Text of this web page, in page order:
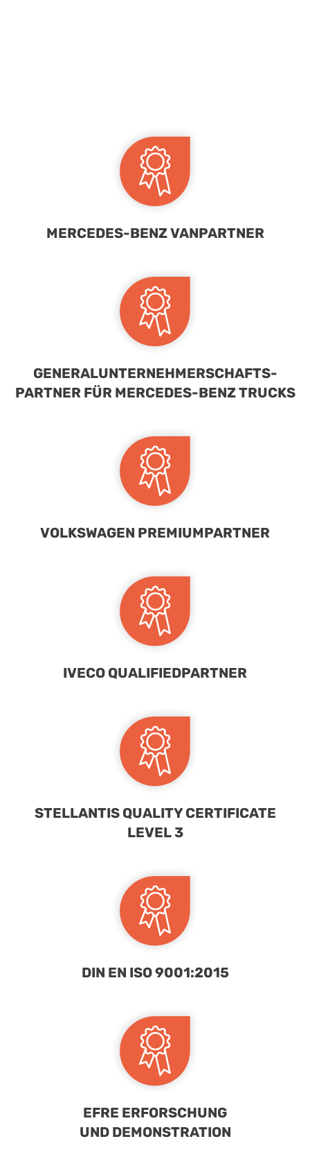
MERCEDES-BENZ VANPARTNER
GENERALUNTERNEHMERSCHAFTS-
PARTNER FÜR MERCEDES-BENZ TRUCKS
VOLKSWAGEN PREMIUMPARTNER
IVECO QUALIFIEDPARTNER
STELLANTIS QUALITY CERTIFICATE
LEVEL 3
DIN EN ISO 9001:2015
EFRE ERFORSCHUNG
UND DEMONSTRATION